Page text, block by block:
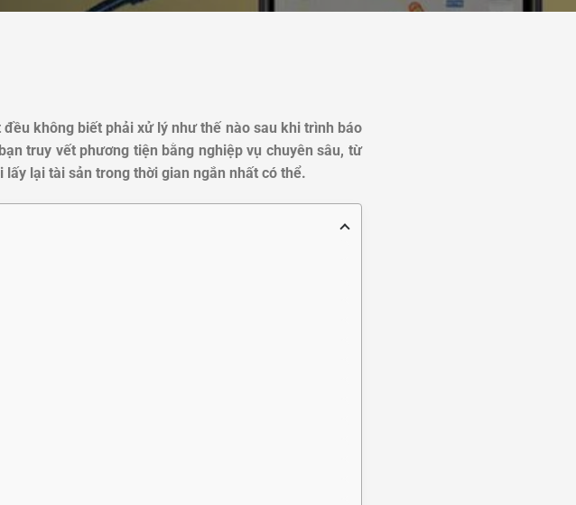
không biết phải xử lý như thế nào sau khi trình báo
truy vết phương tiện bằng nghiệp vụ chuyên sâu, từ
lại tài sản trong thời gian ngắn nhất có thể.